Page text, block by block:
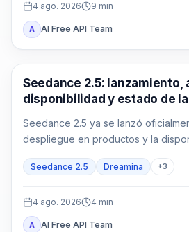
4 ago. 2026 9 min
A AI Free API Team
AI Video Generation
Seedance 2.5: lanzamiento,
disponibilidad y estado de la
Seedance 2.5 ya se lanzó
despliegue en productos y la
ruta.
Seedance 2.5 Dreamina +3
4 ago. 2026 4 min
A AI Free API Team